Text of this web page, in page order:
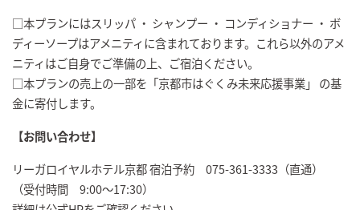
□本プランにはスリッパ ・ シャンプー ・ コンディショナー ・ ボ
ディーソープはアメニティに含まれております。これら以外のアメ
ニティはご自身でご準備の上、ご宿泊ください。
□本プランの売上の一部を「京都市はぐくみ未来応援事業」 の基
金に寄付します。
【お問い合わせ】
リーガロイヤルホテル京都 宿泊予約 075-361-3333（直通）
（受付時間 9:00～17:30）